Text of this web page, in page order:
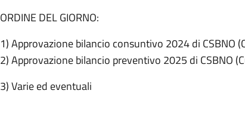
ORDINE DEL GIORNO:
1) Approvazione bilancio consuntivo 2024 di CSBNO
2) Approvazione bilancio preventivo 2025 di CSBNO
3) Varie ed eventuali